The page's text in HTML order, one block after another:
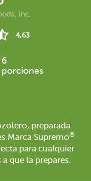
Inc.
4,63
6
porciones
preparada
Marca Supremo®
para cualquier
que la prepares.